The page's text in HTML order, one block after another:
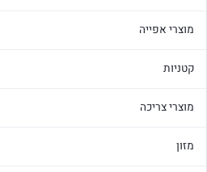
מוצרי אפייה
קטניות
מוצרי צריכה
מזון